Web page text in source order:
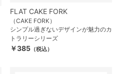
FLAT CAKE FORK
（CAKE FORK）
シンプル過ぎないデザインが魅力のカ
トラリーシリーズ
￥385 （税込）